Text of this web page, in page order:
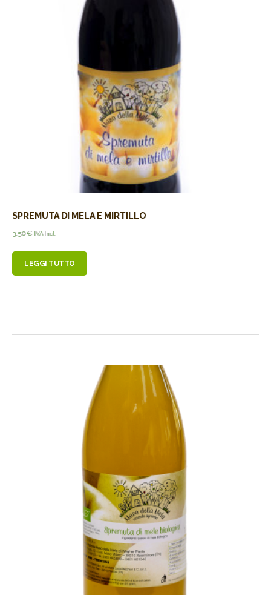
SPREMUTA DI MELA E MIRTILLO
3,50€ IVA Incl.
LEGGI TUTTO